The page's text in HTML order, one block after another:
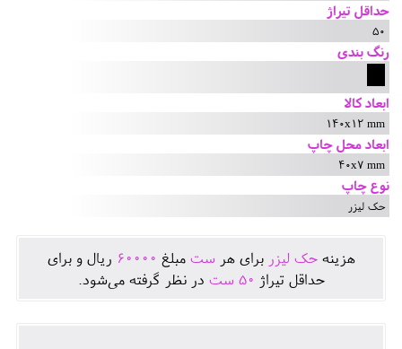
حداقل تیراژ
50
رنگ بندی
ابعاد کالا
140x12 mm
ابعاد محل چاپ
40x7 mm
نوع چاپ
حک لیزر
هزينهحک لیزر برای هر ست مبلغ 60000 ريال و برای
حداقل تيراژ 50 ست در نظر گرفته می‌شود.